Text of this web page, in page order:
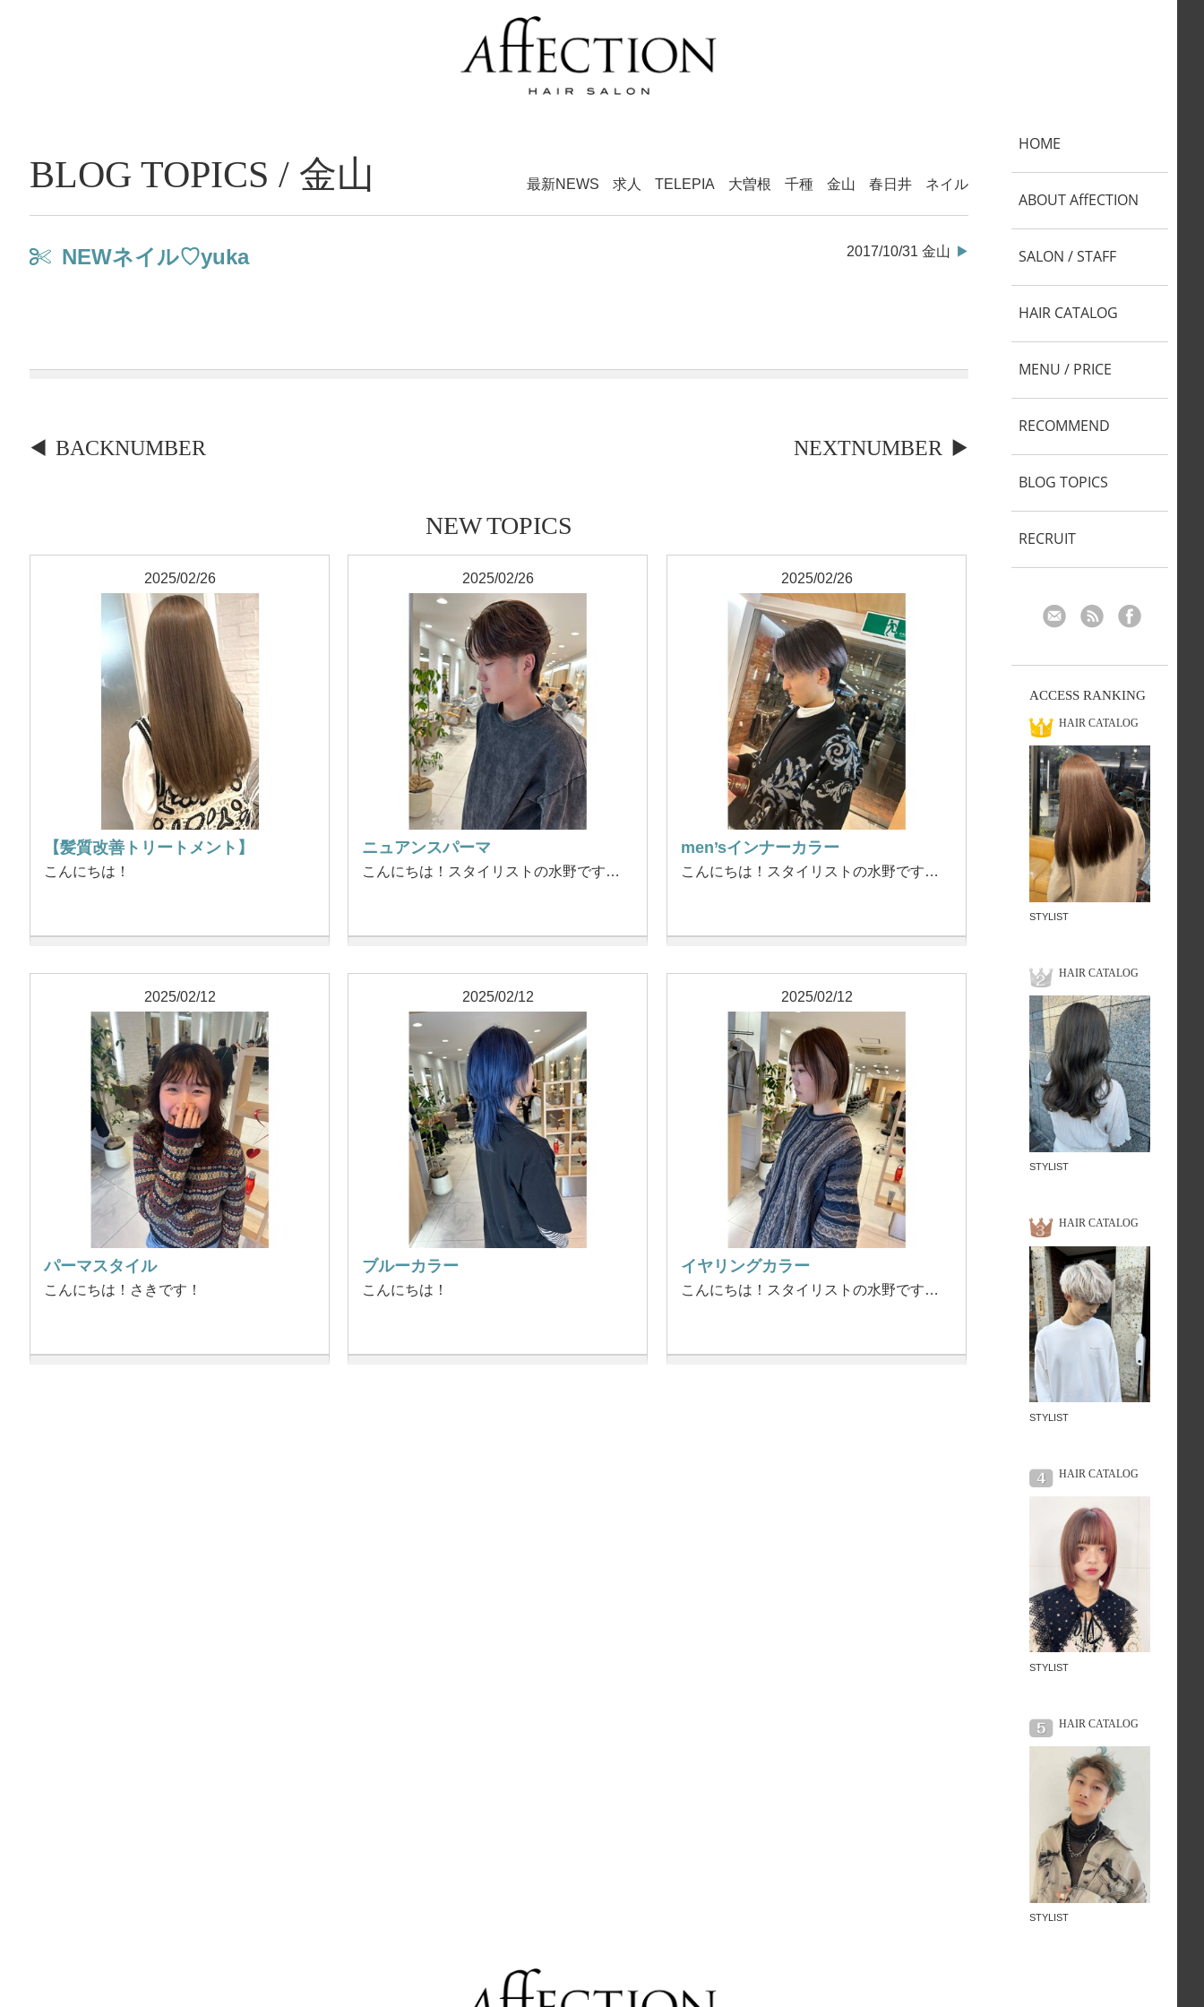
最新NEWS 求人 TELEPIA 大曽根 千種 金山 春日井 ネイル
BLOG TOPICS / 金山
NEWネイル♡yuka 2017/10/31 金山
NEXTNUMBER
BACKNUMBER
NEW TOPICS
2025/02/26
【髪質改善トリートメント】
こんにちは！
2025/02/26
ニュアンスパーマ
こんにちは！スタイリストの水野です…
2025/02/26
men’sインナーカラー
こんにちは！スタイリストの水野です…
2025/02/12
パーマスタイル
こんにちは！さきです！
2025/02/12
ブルーカラー
こんにちは！
2025/02/12
イヤリングカラー
こんにちは！スタイリストの水野です…
HOME
ABOUT AffECTION
SALON / STAFF
HAIR CATALOG
MENU / PRICE
RECOMMEND
BLOG TOPICS
RECRUIT
ACCESS RANKING
HAIR CATALOG
STYLIST
HAIR CATALOG
STYLIST
HAIR CATALOG
STYLIST
HAIR CATALOG
STYLIST
HAIR CATALOG
STYLIST